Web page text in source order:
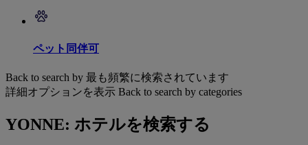
ペット同伴可
Back to search by 最も頻繁に検索されています
詳細オプションを表示 Back to search by categories
YONNE: ホテルを検索する